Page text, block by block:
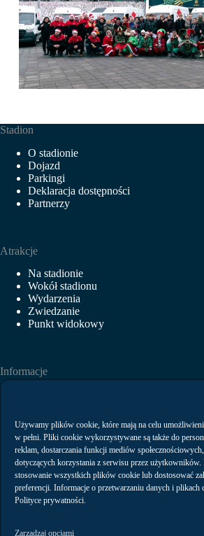
Używamy plików cookie, które mają na celu
w pełni. Pliki cookie wykorzystywane są także do
reklam, dostarczania funkcji mediów
dotyczących korzystania z serwisu przez użytkowników.
stosowanie wszystkich plików cookie lub dostosować
preferencji. Informacje o przetwarzaniu danych i plikach
Polityce prywatności.
Zarządzaj opcjami
Stadion
O stadionie
Dojazd
Parkingi
Deklaracja dostępności
Partnerzy
Atrakcje
Na stadionie
Wokół stadionu
Wydarzenia
Zwiedzanie
Punkt widokowy
Informacje
Wynajem
Regulaminy
Polityka prywatności
Kontakt